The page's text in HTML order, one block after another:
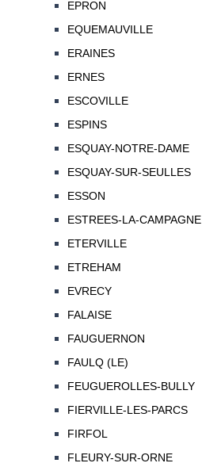
EPRON
EQUEMAUVILLE
ERAINES
ERNES
ESCOVILLE
ESPINS
ESQUAY-NOTRE-DAME
ESQUAY-SUR-SEULLES
ESSON
ESTREES-LA-CAMPAGNE
ETERVILLE
ETREHAM
EVRECY
FALAISE
FAUGUERNON
FAULQ (LE)
FEUGUEROLLES-BULLY
FIERVILLE-LES-PARCS
FIRFOL
FLEURY-SUR-ORNE